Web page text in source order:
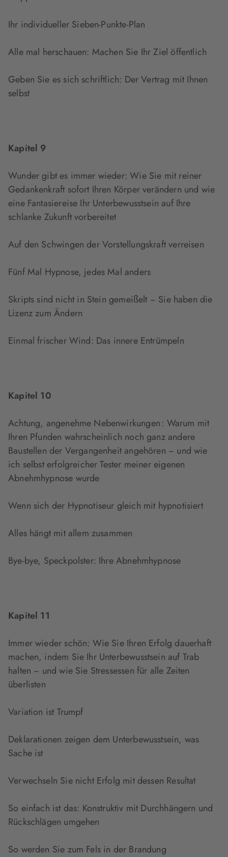
Ihr individueller Sieben-Punkte-Plan
Alle mal herschauen: Machen Sie Ihr Ziel öffentlich
Geben Sie es sich schriftlich: Der Vertrag mit Ihnen
selbst
Kapitel 9
Wunder gibt es immer wieder: Wie Sie mit reiner
Gedankenkraft sofort Ihren Körper verändern und wie
eine Fantasiereise Ihr Unterbewusstsein auf Ihre
schlanke Zukunft vorbereitet
Auf den Schwingen der Vorstellungskraft verreisen
Fünf Mal Hypnose, jedes Mal anders
Skripts sind nicht in Stein gemeißelt − Sie haben die
Lizenz zum Ändern
Einmal frischer Wind: Das innere Entrümpeln
Kapitel 10
Achtung, angenehme Nebenwirkungen : Warum mit
Ihren Pfunden wahrscheinlich noch ganz andere
Baustellen der Vergangenheit angehören − und wie
ich selbst erfolgreicher Tester meiner eigenen
Abnehmhypnose wurde
Wenn sich der Hypnotiseur gleich mit hypnotisiert
Alles hängt mit allem zusammen
Bye-bye, Speckpolster: Ihre Abnehmhypnose
Kapitel 11
Immer wieder schön: Wie Sie Ihren Erfolg dauerhaft
machen, indem Sie Ihr Unterbewusstsein auf Trab
halten − und wie Sie Stressessen für alle Zeiten
überlisten
Variation ist Trumpf
Deklarationen zeigen dem Unterbewusstsein, was
Sache ist
Verwechseln Sie nicht Erfolg mit dessen Resultat
So einfach ist das: Konstruktiv mit Durchhängern und
Rückschlägen umgehen
So werden Sie zum Fels in der Brandung